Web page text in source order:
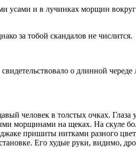
и в лучинках морщин вокруг
за тобой скандалов не числится.
о длинной череде
человек в толстых очках.
морщинами на щеках. На скуле
пришиты нитками разного
Его худые руки, видимо,